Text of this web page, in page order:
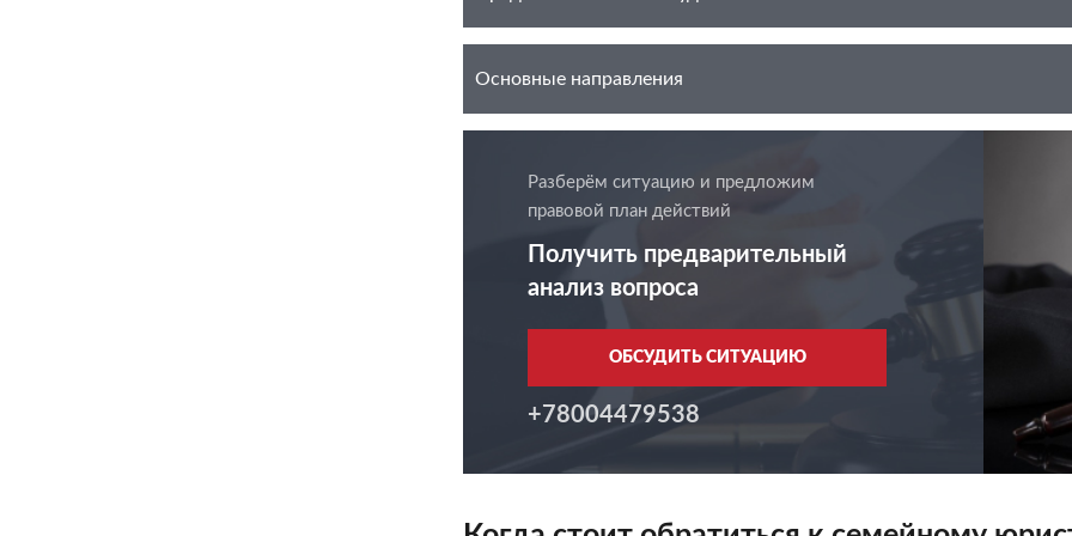
Основные направления
Разберём ситуацию и предложим
правовой план действий
Получить предварительный
анализ вопроса
ОБСУДИТЬ СИТУАЦИЮ
+78004479538